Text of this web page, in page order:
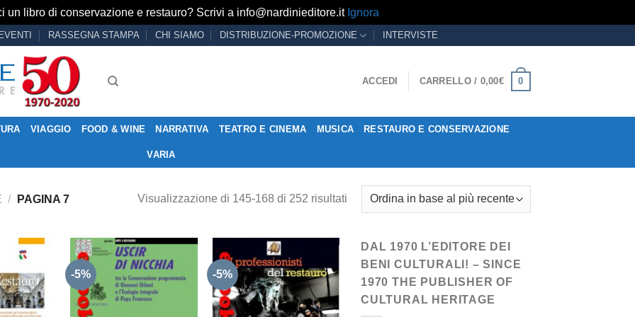
un libro di conservazione e restauro? Scrivi a info@nardinieditore.it Ignora
EVENTI RASSEGNA STAMPA CHI SIAMO DISTRIBUZIONE-PROMOZIONE INTERVISTE
ACCEDI CARRELLO / 0,00€ 0
VIAGGIO FOOD & WINE NARRATIVA TEATRO E CINEMA MUSICA RESTAURO E CONSERVAZIONE
VARIA
/ PAGINA 7 Visualizzazione di 145-168 di 252 risultati
Aggiungi
alla lista
-5% -5%
Aggiungi
alla lista
DAL 1970 L’EDITORE DEI
BENI CULTURALI! – SINCE
1970 THE PUBLISHER OF
CULTURAL HERITAGE